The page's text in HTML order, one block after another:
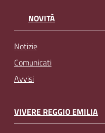
NOVITÀ
Notizie
Comunicati
Avvisi
VIVERE REGGIO EMILIA